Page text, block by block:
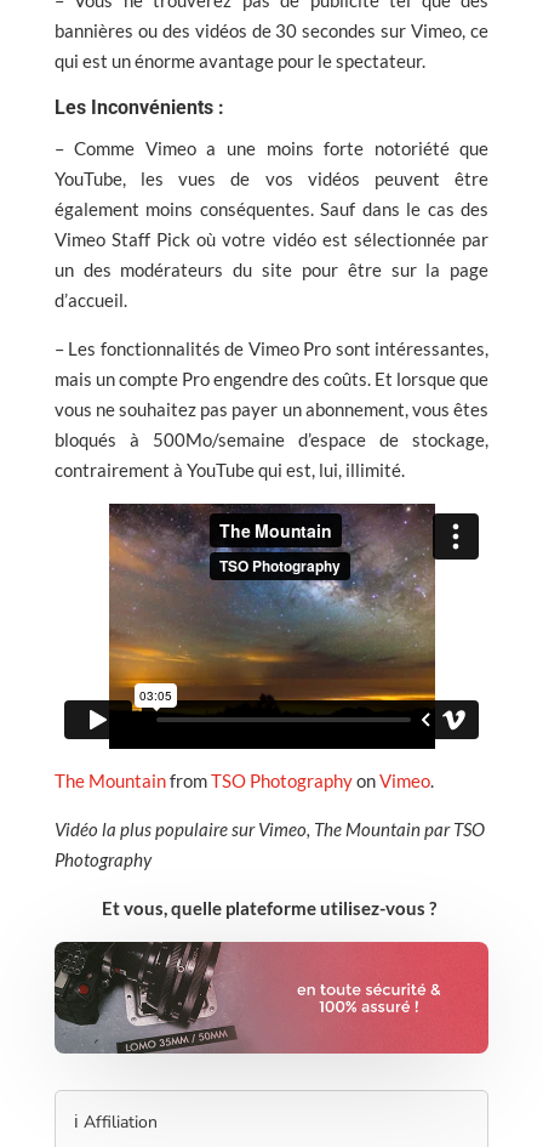
bannières ou des vidéos de 30 secondes sur Vimeo, ce
qui est un énorme avantage pour le spectateur.
Les Inconvénients :
– Comme Vimeo a une moins forte notoriété que
YouTube, les vues de vos vidéos peuvent être
également moins conséquentes. Sauf dans le cas des
Vimeo Staff Pick où votre vidéo est sélectionnée par
un des modérateurs du site pour être sur la page
d’accueil.
– Les fonctionnalités de Vimeo Pro sont intéressantes,
mais un compte Pro engendre des coûts. Et lorsque que
vous ne souhaitez pas payer un abonnement, vous êtes
bloqués à 500Mo/semaine d’espace de stockage,
contrairement à YouTube qui est, lui, illimité.
The MountainfromTSO PhotographyonVimeo.
Vidéo la plus populaire sur Vimeo, The Mountain par TSO
Photography
Et vous, quelle plateforme utilisez-vous ?
ℹ️ Affiliation